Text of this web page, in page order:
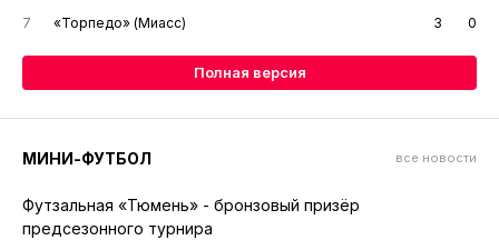
7
«Торпедо» (Миасс) 3 0
Полная версия
МИНИ-ФУТБОЛ все новости
Футзальная «Тюмень» - бронзовый призёр
предсезонного турнира